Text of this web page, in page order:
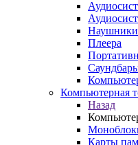
Наушники
Плеера
Компьютерная
Назад
Карты